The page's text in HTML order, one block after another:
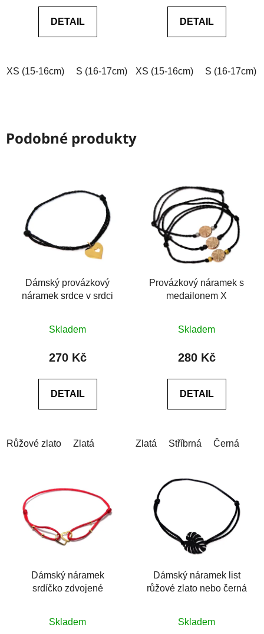
z
DETAIL
XS (15-16cm) S (16-17cm) M (17-18cm) L (18-19cm)
z
DETAIL
XS (15-16cm) S (16-17cm)
Podobné produkty
Dámský provázkový
náramek srdce v srdci
hodnocení
produktu
z
Skladem
270 Kč
DETAIL
Růžové zlato Zlatá
Provázkový náramek s
medailonem X
Skladem
280 Kč
DETAIL
Zlatá Stříbrná Černá
Dámský náramek
srdíčko zdvojené
hodnocení
Skladem
Dámský náramek list
růžové zlato nebo černá
hodnocení
Skladem